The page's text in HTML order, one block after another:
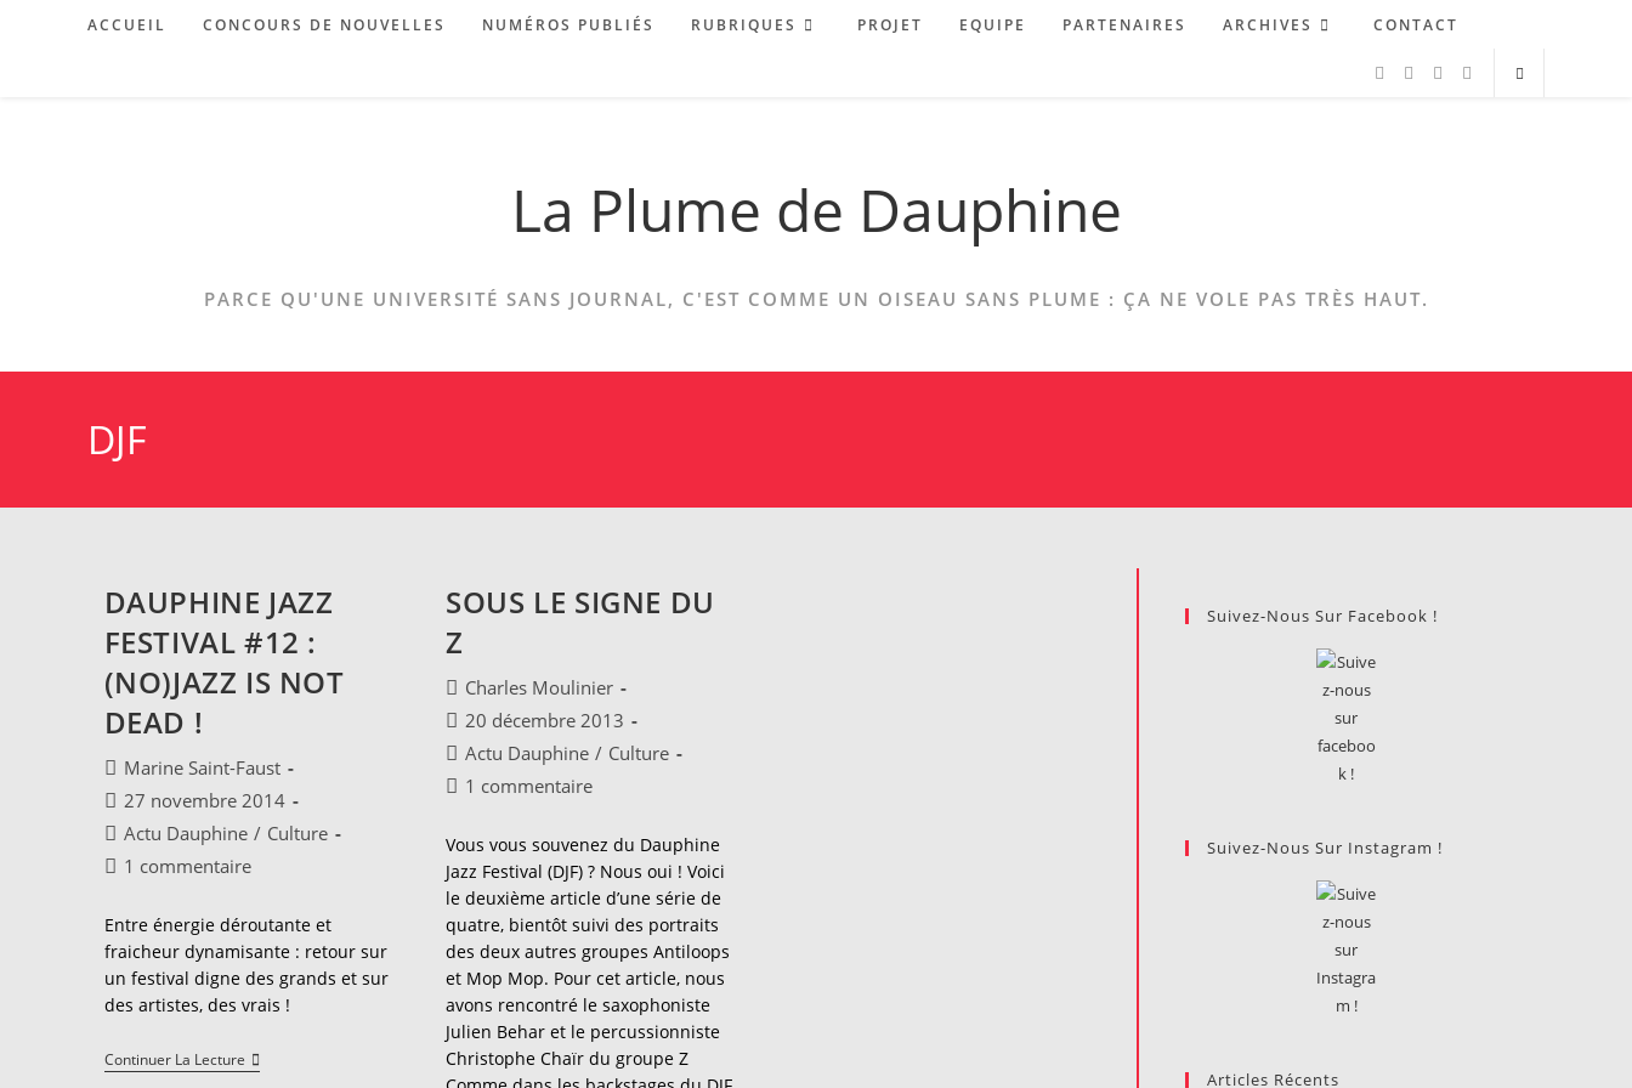
ACCUEIL CONCOURS DE NOUVELLES NUMÉROS PUBLIÉS RUBRIQUES PROJET EQUIPE PARTENAIRES ARCHIVES CONTACT
La Plume de Dauphine
PARCE QU'UNE UNIVERSITÉ SANS JOURNAL, C'EST COMME UN OISEAU SANS PLUME : ÇA NE VOLE PAS TRÈS HAUT.
DJF
DAUPHINE JAZZ
FESTIVAL #12 :
(NO)JAZZ IS NOT
DEAD !
Auteur/autrice
de
publication :
Marine Saint-Faust
Publication
publiée :
27 novembre 2014
Post
category:
Actu Dauphine / Culture
Commentaires
la
publication :
1 commentaire
Entre énergie déroutante et
fraicheur dynamisante : retour sur
un festival digne des grands et sur
des artistes, des vrais !
Continuer La LectureDauphine
Jazz
SOUS LE SIGNE DU
Z
Auteur/autrice
de
publication :
Charles Moulinier
Publication
publiée :
20 décembre 2013
Post
category:
Actu Dauphine / Culture
Commentaires
la
publication :
1 commentaire
Vous vous souvenez du Dauphine
Jazz Festival (DJF) ? Nous oui ! Voici
le deuxième article d’une série de
quatre, bientôt suivi des portraits
des deux autres groupes Antiloops
et Mop Mop. Pour cet article, nous
avons rencontré le saxophoniste
Julien Behar et le percussionniste
Christophe Chaïr du groupe Z
Suivez-Nous Sur Facebook !
Suivez-Nous Sur Instagram !
Articles Récents